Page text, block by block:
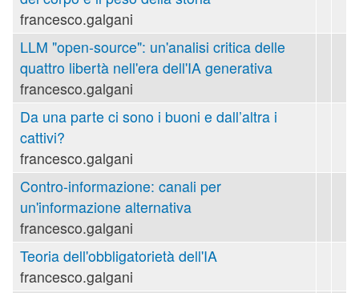
francesco.galgani
LLM "open-source": un'analisi critica delle
quattro libertà nell'era dell'IA generativa
francesco.galgani
Da una parte ci sono i buoni e dall’altra i
cattivi?
francesco.galgani
Contro-informazione: canali per
un'informazione alternativa
francesco.galgani
Teoria dell'obbligatorietà dell'IA
francesco.galgani